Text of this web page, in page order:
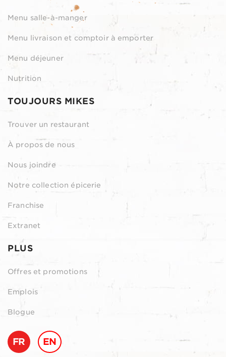
Menu salle-à-manger
Menu livraison et comptoir à emporter
Menu déjeuner
Nutrition
TOUJOURS MIKES
Trouver un restaurant
À propos de nous
Nous joindre
Notre collection épicerie
Franchise
Extranet
PLUS
Offres et promotions
Emplois
Blogue
FR EN